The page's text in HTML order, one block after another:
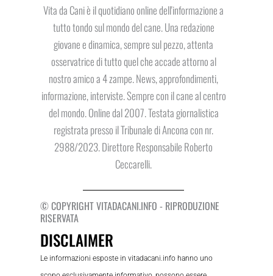
Vita da Cani è il quotidiano online dell'informazione a
tutto tondo sul mondo del cane. Una redazione
giovane e dinamica, sempre sul pezzo, attenta
osservatrice di tutto quel che accade attorno al
nostro amico a 4 zampe. News, approfondimenti,
informazione, interviste. Sempre con il cane al centro
del mondo. Online dal 2007. Testata giornalistica
registrata presso il Tribunale di Ancona con nr.
2988/2023. Direttore Responsabile Roberto
Ceccarelli.
© COPYRIGHT VITADACANI.INFO - RIPRODUZIONE
RISERVATA
DISCLAIMER
Le informazioni esposte in vitadacani.info hanno uno